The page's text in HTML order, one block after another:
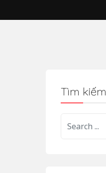
Tìm kiếm